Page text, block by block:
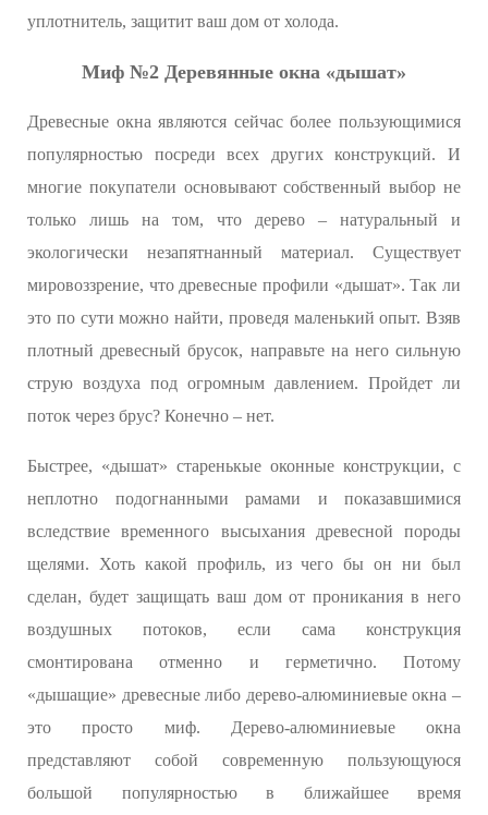
уплотнитель, защитит ваш дом от холода.
Миф №2 Деревянные окна «дышат»
Древесные окна являются сейчас более пользующимися
популярностью посреди всех других конструкций. И
многие покупатели основывают собственный выбор не
только лишь на том, что дерево – натуральный и
экологически незапятнанный материал. Существует
мировоззрение, что древесные профили «дышат». Так ли
это по сути можно найти, проведя маленький опыт. Взяв
плотный древесный брусок, направьте на него сильную
струю воздуха под огромным давлением. Пройдет ли
поток через брус? Конечно – нет.
Быстрее, «дышат» старенькые оконные конструкции, с
неплотно подогнанными рамами и показавшимися
вследствие временного высыхания древесной породы
щелями. Хоть какой профиль, из чего бы он ни был
сделан, будет защищать ваш дом от проникания в него
воздушных потоков, если сама конструкция
смонтирована отменно и герметично. Потому
«дышащие» древесные либо дерево-алюминиевые окна –
это просто миф. Дерево-алюминиевые окна
представляют собой современную пользующуюся
большой популярностью в ближайшее время